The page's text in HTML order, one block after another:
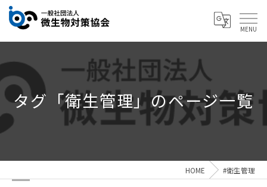
タグ「衛生管理」のページ一覧
HOME #衛生管理